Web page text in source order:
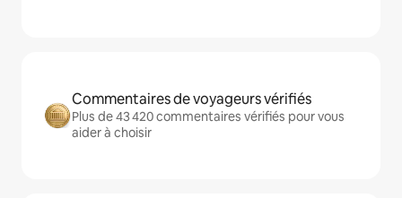
Commentaires de voyageurs vérifiés
Plus de 43 420 commentaires vérifiés pour vous
aider à choisir